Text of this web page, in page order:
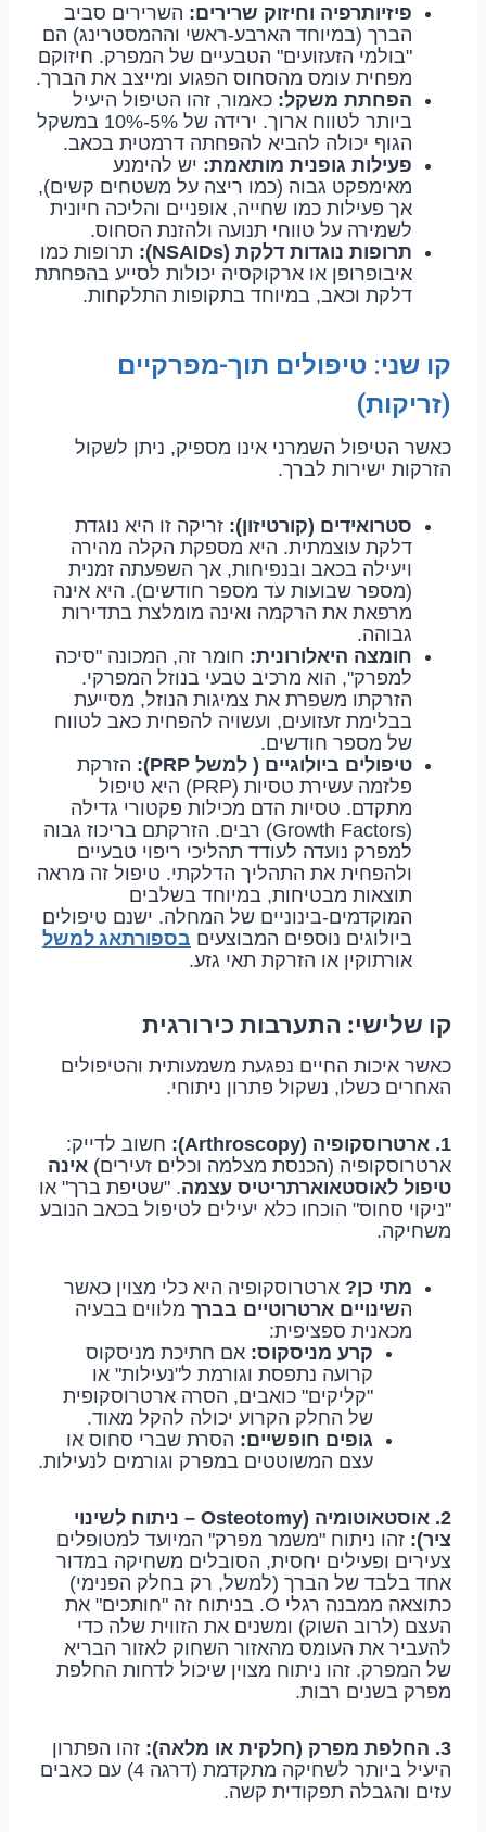
פיזיותרפיה וחיזוק שרירים: השרירים סביב
הברך (במיוחד הארבע-ראשי וההמסטרינג) הם
"בולמי הזעזועים" הטבעיים של המפרק. חיזוקם
מפחית עומס מהסחוס הפגוע ומייצב את הברך.
הפחתת משקל: כאמור, זהו הטיפול היעיל
ביותר לטווח ארוך. ירידה של 5%-10% במשקל
הגוף יכולה להביא להפחתה דרמטית בכאב.
פעילות גופנית מותאמת: יש להימנע
מאימפקט גבוה (כמו ריצה על משטחים קשים),
אך פעילות כמו שחייה, אופניים והליכה חיונית
לשמירה על טווחי תנועה ולהזנת הסחוס.
תרופות נוגדות דלקת (NSAIDs):
תרופות כמו
איבופרופן או ארקוקסיה יכולות לסייע בהפחתת
דלקת וכאב, במיוחד בתקופות התלקחות.
קו שני: טיפולים תוך-מפרקיים
(זריקות)
כאשר הטיפול השמרני אינו מספיק, ניתן לשקול
הזרקות ישירות לברך.
סטרואידים (קורטיזון): זריקה זו היא נוגדת
דלקת עוצמתית. היא מספקת הקלה מהירה
ויעילה בכאב ובנפיחות, אך השפעתה זמנית
(מספר שבועות עד מספר חודשים). היא אינה
מרפאת את הרקמה ואינה מומלצת בתדירות
גבוהה.
חומצה היאלורונית: חומר זה, המכונה "סיכה
למפרק", הוא מרכיב טבעי בנוזל המפרקי.
הזרקתו משפרת את צמיגות הנוזל, מסייעת
בבלימת זעזועים, ועשויה להפחית כאב לטווח
של מספר חודשים.
טיפולים ביולוגיים ( למשל PRP):
הזרקת
פלזמה עשירת טסיות (PRP) היא טיפול
מתקדם. טסיות הדם מכילות פקטורי גדילה
(Growth Factors) רבים. הזרקתם בריכוז גבוה
למפרק נועדה לעודד תהליכי ריפוי טבעיים
ולהפחית את התהליך הדלקתי. טיפול זה מראה
תוצאות מבטיחות, במיוחד בשלבים
המוקדמים-בינוניים של המחלה. ישנם טיפולים
ביולוגים נוספים המבוצעים בספורתאג למשל
אורתוקין או הזרקת תאי גזע.
קו שלישי: התערבות כירורגית
כאשר איכות החיים נפגעת משמעותית והטיפולים
האחרים כשלו, נשקול פתרון ניתוחי.
1. ארטרוסקופיה (Arthroscopy):
חשוב לדייק:
ארטרוסקופיה (הכנסת מצלמה וכלים זעירים) אינה
טיפול לאוסטאוארתריטיס עצמה. "שטיפת ברך" או
"ניקוי סחוס" הוכחו כלא יעילים לטיפול בכאב הנובע
משחיקה.
מתי כן? ארטרוסקופיה היא כלי מצוין כאשר
השינויים ארטרוטיים בברך מלווים בבעיה
מכאנית ספציפית:
קרע מניסקוס: אם חתיכת מניסקוס
קרועה נתפסת וגורמת ל"נעילות" או
"קליקים" כואבים, הסרה ארטרוסקופית
של החלק הקרוע יכולה להקל מאוד.
גופים חופשיים: הסרת שברי סחוס או
עצם המשוטטים במפרק וגורמים לנעילות.
2. אוסטאוטומיה (Osteotomy – ניתוח לשינוי
ציר): זהו ניתוח "משמר מפרק" המיועד למטופלים
צעירים ופעילים יחסית, הסובלים משחיקה במדור
אחד בלבד של הברך (למשל, רק בחלק הפנימי)
כתוצאה ממבנה רגלי O. בניתוח זה "חותכים" את
העצם (לרוב השוק) ומשנים את הזווית שלה כדי
להעביר את העומס מהאזור השחוק לאזור הבריא
של המפרק. זהו ניתוח מצוין שיכול לדחות החלפת
מפרק בשנים רבות.
3. החלפת מפרק (חלקית או מלאה):
זהו הפתרון
היעיל ביותר לשחיקה מתקדמת (דרגה 4) עם כאבים
עזים והגבלה תפקודית קשה.